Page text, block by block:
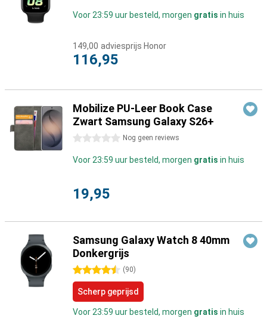
Voor 23:59 uur besteld, morgen gratis in huis
149,00 adviesprijs Honor
116,95
Mobilize PU-Leer Book Case
Zwart Samsung Galaxy S26+
0 sterren Nog geen reviews
Voor 23:59 uur besteld, morgen gratis in huis
19,95
Samsung Galaxy Watch 8 40mm
Donkergrijs
4.5 sterren (90)
Scherp geprijsd
Voor 23:59 uur besteld, morgen gratis in huis